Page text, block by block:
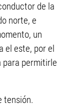
de la
norte, e
un
el este, por el
para permitirle
tensión.